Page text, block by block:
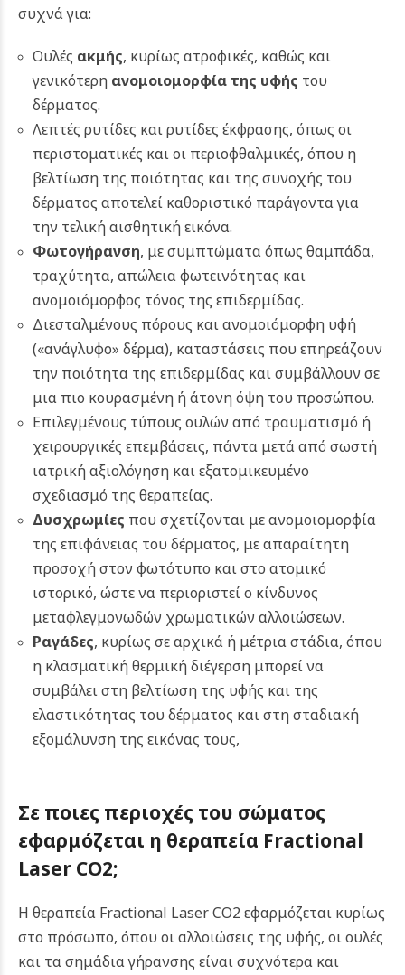
συχνά για:
Ουλές ακμής, κυρίως ατροφικές, καθώς και
γενικότερη ανομοιομορφία της υφής του
δέρματος.
Λεπτές ρυτίδες και ρυτίδες έκφρασης, όπως οι
περιστοματικές και οι περιοφθαλμικές, όπου η
βελτίωση της ποιότητας και της συνοχής του
δέρματος αποτελεί καθοριστικό παράγοντα για
την τελική αισθητική εικόνα.
Φωτογήρανση, με συμπτώματα όπως θαμπάδα,
τραχύτητα, απώλεια φωτεινότητας και
ανομοιόμορφος τόνος της επιδερμίδας.
Διεσταλμένους πόρους και ανομοιόμορφη υφή
(«ανάγλυφο» δέρμα), καταστάσεις που επηρεάζουν
την ποιότητα της επιδερμίδας και συμβάλλουν σε
μια πιο κουρασμένη ή άτονη όψη του προσώπου.
Επιλεγμένους τύπους ουλών από τραυματισμό ή
χειρουργικές επεμβάσεις, πάντα μετά από σωστή
ιατρική αξιολόγηση και εξατομικευμένο
σχεδιασμό της θεραπείας.
Δυσχρωμίες που σχετίζονται με ανομοιομορφία
της επιφάνειας του δέρματος, με απαραίτητη
προσοχή στον φωτότυπο και στο ατομικό
ιστορικό, ώστε να περιοριστεί ο κίνδυνος
μεταφλεγμονωδών χρωματικών αλλοιώσεων.
Ραγάδες, κυρίως σε αρχικά ή μέτρια στάδια, όπου
η κλασματική θερμική διέγερση μπορεί να
συμβάλει στη βελτίωση της υφής και της
ελαστικότητας του δέρματος και στη σταδιακή
εξομάλυνση της εικόνας τους,
Σε ποιες περιοχές του σώματος
εφαρμόζεται η θεραπεία Fractional
Laser CO2;
Η θεραπεία Fractional Laser CO2 εφαρμόζεται κυρίως
στο πρόσωπο, όπου οι αλλοιώσεις της υφής, οι ουλές
και τα σημάδια γήρανσης είναι συχνότερα και